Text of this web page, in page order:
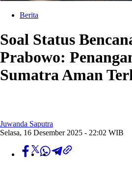
Berita
Soal Status
Prabowo:
Sumatra Aman
Juwanda Saputra
Selasa, 16 Desember 2025 - 22:02 WIB